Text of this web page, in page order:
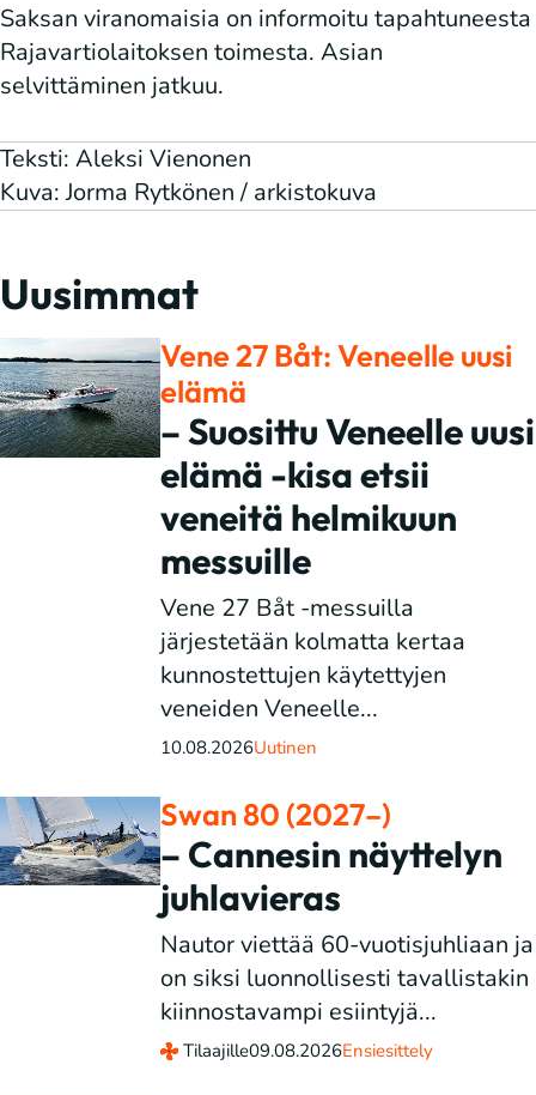
Saksan viranomaisia on informoitu tapahtuneesta
Rajavartiolaitoksen toimesta. Asian
selvittäminen jatkuu.
Teksti: Aleksi Vienonen
Kuva: Jorma Rytkönen / arkistokuva
Uusimmat
Vene 27 Båt: Veneelle uusi
elämä
– Suosittu Veneelle uusi
elämä -kisa etsii
veneitä helmikuun
messuille
Vene 27 Båt -messuilla
järjestetään kolmatta kertaa
kunnostettujen käytettyjen
veneiden Veneelle...
10.08.2026Uutinen
Swan 80 (2027–)
– Cannesin näyttelyn
juhlavieras
Nautor viettää 60-vuotisjuhliaan ja
on siksi luonnollisesti tavallistakin
kiinnostavampi esiintyjä...
Tilaajille09.08.2026Ensiesittely